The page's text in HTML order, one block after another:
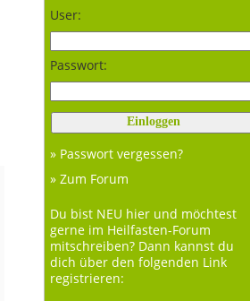
User:
Passwort:
» Passwort vergessen?
» Zum Forum
Du bist NEU hier und möchtest
gerne im Heilfasten-Forum
mitschreiben? Dann kannst du
dich über den folgenden Link
registrieren: